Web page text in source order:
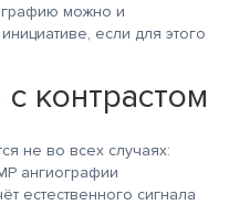
можно и
если для этого
контрастом
не во всех случаях:
ангиографии
естественного сигнала